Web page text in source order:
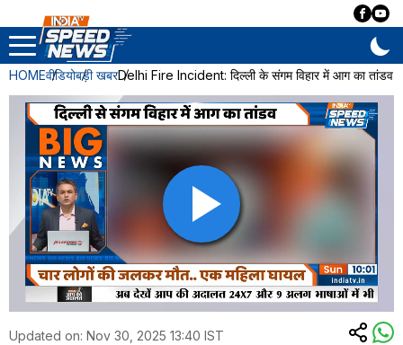
HOMEवीडियोबड़ी खबरDelhi Fire Incident: दिल्ली के संगम विहार में आग का तांडव
Updated on: Nov 30, 2025 13:40 IST